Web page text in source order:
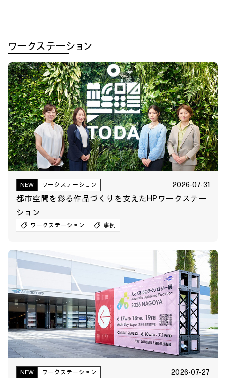
ワークステーション
NEW ワークステーション 2026-07-31
都市空間を彩る作品づくりを支えたHPワークステー
ション
ワークステーション 事例
NEW ワークステーション 2026-07-27